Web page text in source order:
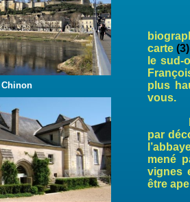
Chinon
carte(3)
le sud-
plus
vous.
par
mené
vignes
être